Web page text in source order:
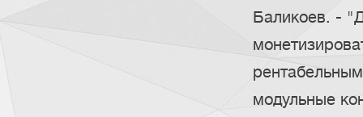
Баликоев. -
модульные